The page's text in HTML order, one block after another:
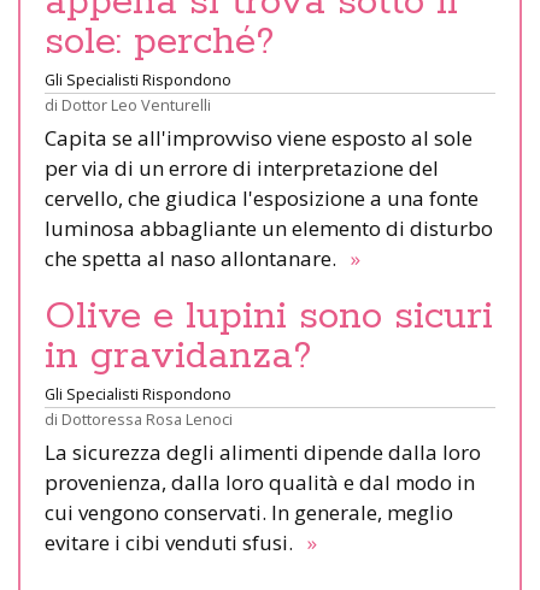
sole: perché?
Gli Specialisti Rispondono
di Dottor Leo Venturelli
Capita se all'improvviso viene esposto al sole
per via di un errore di interpretazione del
cervello, che giudica l'esposizione a una fonte
luminosa abbagliante un elemento di disturbo
che spetta al naso allontanare. »
Olive e lupini sono sicuri
in gravidanza?
Gli Specialisti Rispondono
di Dottoressa Rosa Lenoci
La sicurezza degli alimenti dipende dalla loro
provenienza, dalla loro qualità e dal modo in
cui vengono conservati. In generale, meglio
evitare i cibi venduti sfusi. »